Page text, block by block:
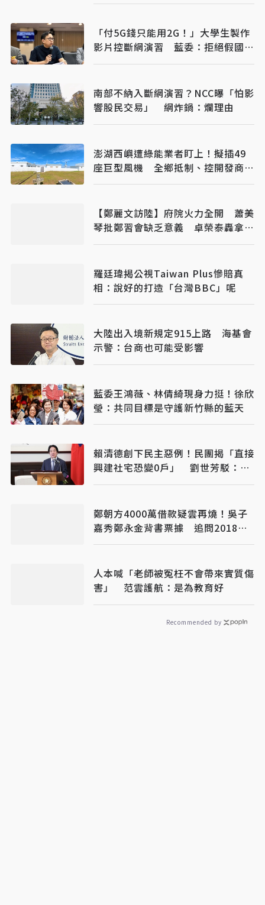
「付5G錢只能用2G！」大學生製作
影片控斷網演習 藍委：拒絕假國安
假警報
南部不納入斷網演習？NCC曝「怕影
響股民交易」 網炸鍋：爛理由
澎湖西嶼遭綠能業者盯上！擬插49
座巨型風機 全鄉抵制、控開發商打
消耗戰
【鄭麗文訪陸】府院火力全開 蕭美
琴批鄭習會缺乏意義 卓榮泰轟拿國
家主權玩火
羅廷瑋揭公視Taiwan Plus慘賠真
相：說好的打造「台灣BBC」呢
大陸出入境新規定915上路 海基會
示警：台商也可能受影響
藍委王鴻薇、林倩綺現身力挺！徐欣
瑩：共同目標是守護新竹縣的藍天
賴清德創下民主惡例！民團揭「直接
興建社宅恐變0戶」 劉世芳駁：以
偏概全
鄭朝方4000萬借款疑雲再燒！吳子
嘉秀鄭永金背書票據 追問2018選
舉資金流向
人本喊「老師被冤枉不會帶來實質傷
害」 范雲護航：是為教育好
Recommended by